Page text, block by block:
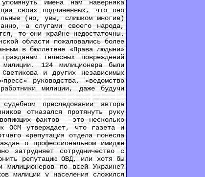
имена нам наверняка
своих подчинённых, что оно
(но, увы, слишком многие)
а слугами своего народа,
то они крайне недостаточны.
области пожаловались более
в бюллетене «Права людыни»
телесных повреждений
124 милиционера были
и других независимых
руководства, «ведомство
милиции, даже будучи
преследовании автора
отказался протянуть руку
фактов – это несколько
ОСМ утверждает, что газета и
«репутация отдела понесла
о профессиональном имидже
затрудняет сотрудничество с
репутацию ОВД, или хотя бы
по всей Украине?
милиции у населения сложился